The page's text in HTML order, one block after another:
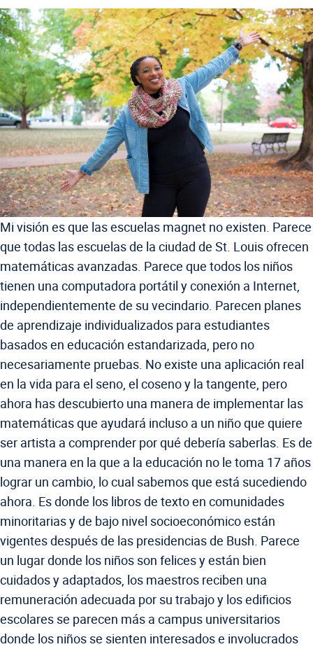
Mi visión es que las escuelas magnet no existen. Parece
que todas las escuelas de la ciudad de St. Louis ofrecen
matemáticas avanzadas. Parece que todos los niños
tienen una computadora portátil y conexión a Internet,
independientemente de su vecindario. Parecen planes
de aprendizaje individualizados para estudiantes
basados en educación estandarizada, pero no
necesariamente pruebas. No existe una aplicación real
en la vida para el seno, el coseno y la tangente, pero
ahora has descubierto una manera de implementar las
matemáticas que ayudará incluso a un niño que quiere
ser artista a comprender por qué debería saberlas. Es de
una manera en la que a la educación no le toma 17 años
lograr un cambio, lo cual sabemos que está sucediendo
ahora. Es donde los libros de texto en comunidades
minoritarias y de bajo nivel socioeconómico están
vigentes después de las presidencias de Bush. Parece
un lugar donde los niños son felices y están bien
cuidados y adaptados, los maestros reciben una
remuneración adecuada por su trabajo y los edificios
escolares se parecen más a campus universitarios
donde los niños se sienten interesados e involucrados